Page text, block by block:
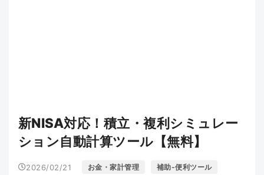
新NISA対応！積立・複利シミュレー
ション自動計算ツール【無料】
2026/02/21 お金・家計管理 補助-便利ツール